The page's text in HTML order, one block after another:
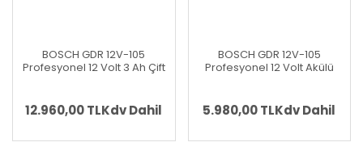
BOSCH GDR 12V-105
Profesyonel 12 Volt 3 Ah Çift
12.960,00 TLKdv Dahil
BOSCH GDR 12V-105
Profesyonel 12 Volt Akülü
(Solo Makina) - (Teslimat
Kapsamında Akü ve Şarj
5.980,00 TLKdv Dahil